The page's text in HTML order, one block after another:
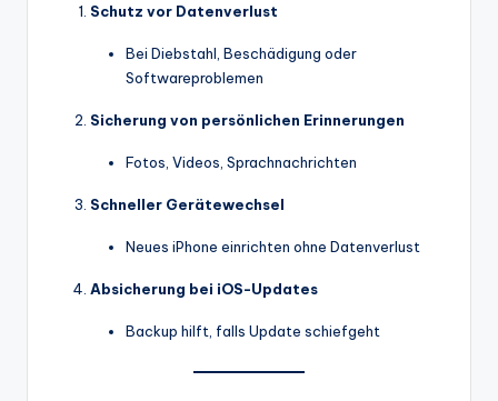
Schutz vor Datenverlust
Bei Diebstahl, Beschädigung oder
Softwareproblemen
Sicherung von persönlichen Erinnerungen
Fotos, Videos, Sprachnachrichten
Schneller Gerätewechsel
Neues iPhone einrichten ohne Datenverlust
Absicherung bei iOS-Updates
Backup hilft, falls Update schiefgeht